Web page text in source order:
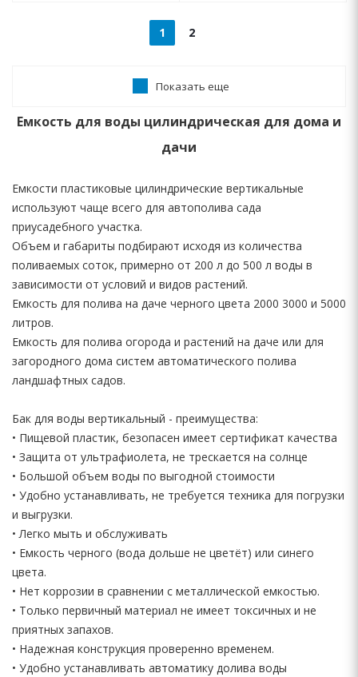
1 2
Показать еще
Емкость для воды цилиндрическая для дома и
дачи
Емкости пластиковые цилиндрические вертикальные
используют чаще всего для автополива сада
приусадебного участка.
Объем и габариты подбирают исходя из количества
поливаемых соток, примерно от 200 л до 500 л воды в
зависимости от условий и видов растений.
Емкость для полива на даче черного цвета 2000 3000 и 5000
литров.
Емкость для полива огорода и растений на даче или для
загородного дома систем автоматического полива
ландшафтных садов.
Бак для воды вертикальный - преимущества:
• Пищевой пластик, безопасен имеет сертификат качества
• Защита от ультрафиолета, не трескается на солнце
• Большой объем воды по выгодной стоимости
• Удобно устанавливать, не требуется техника для погрузки
и выгрузки.
• Легко мыть и обслуживать
• Емкость черного (вода дольше не цветёт) или синего
цвета.
• Нет коррозии в сравнении с металлической емкостью.
• Только первичный материал не имеет токсичных и не
приятных запахов.
• Надежная конструкция проверенно временем.
• Удобно устанавливать автоматику долива воды